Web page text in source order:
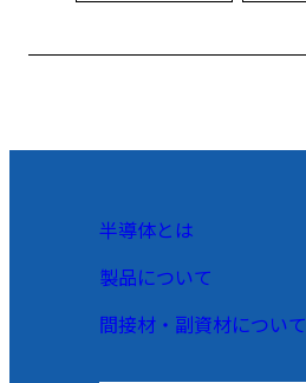
半導体とは
製品について
間接材・副資材について